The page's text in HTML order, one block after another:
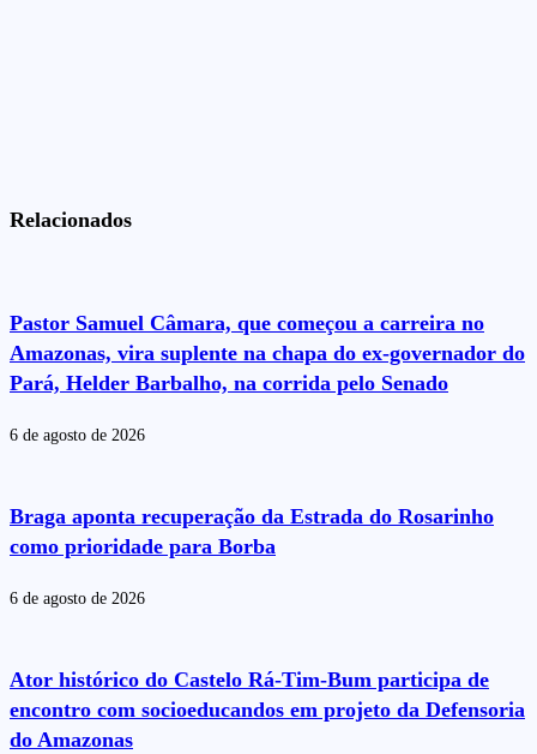
Relacionados
Pastor Samuel Câmara, que começou a carreira no
Amazonas, vira suplente na chapa do ex-governador do
Pará, Helder Barbalho, na corrida pelo Senado
6 de agosto de 2026
Braga aponta recuperação da Estrada do Rosarinho
como prioridade para Borba
6 de agosto de 2026
Ator histórico do Castelo Rá-Tim-Bum participa de
encontro com socioeducandos em projeto da Defensoria
do Amazonas